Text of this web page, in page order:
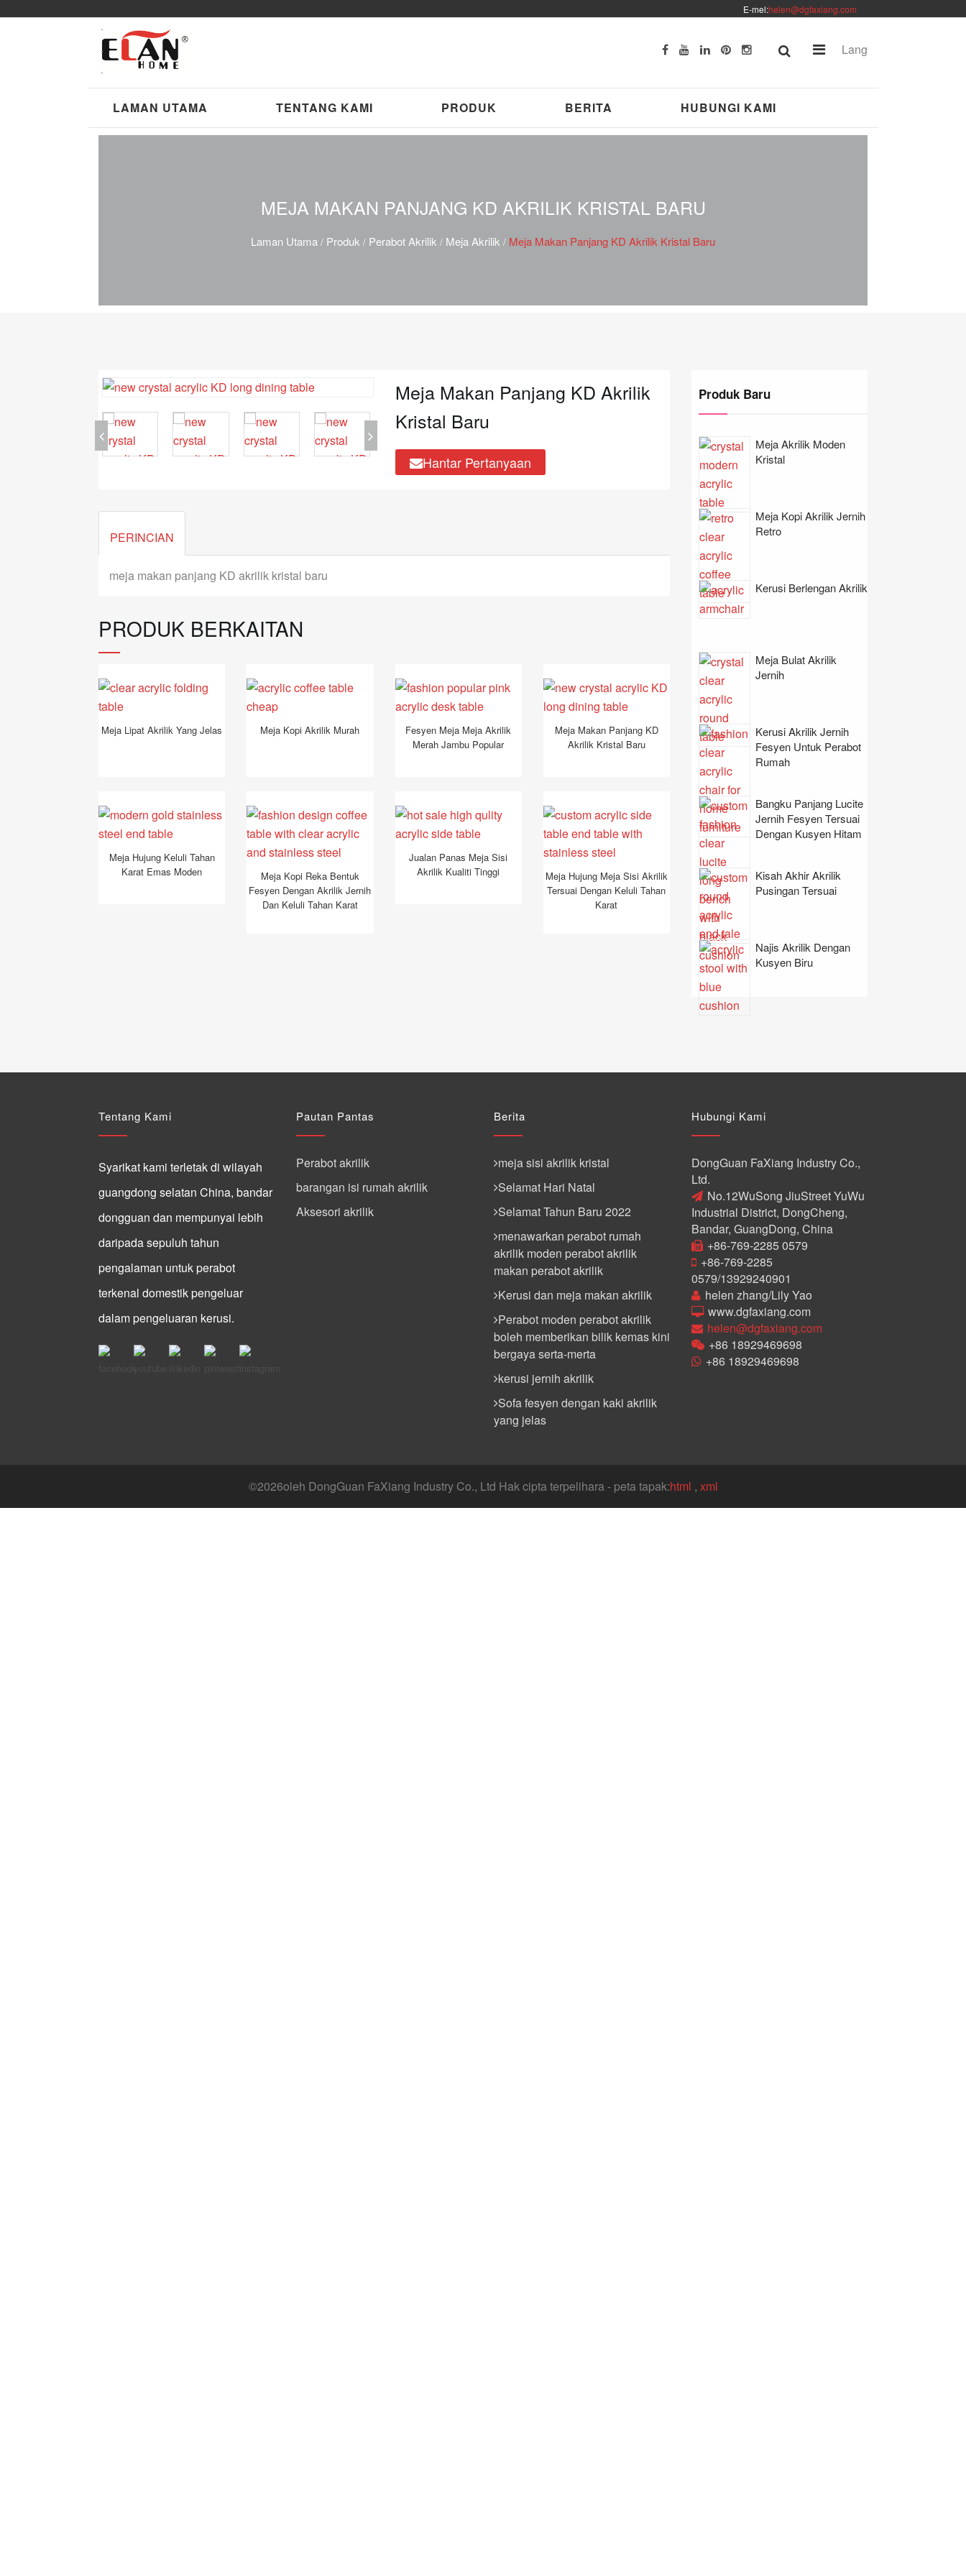
E-mel:helen@dgfaxiang.com
Lang
LAMAN UTAMA TENTANG KAMI PRODUK BERITA HUBUNGI KAMI
MEJA MAKAN PANJANG KD AKRILIK KRISTAL BARU
Laman Utama / Produk / Perabot Akrilik / Meja Akrilik / Meja Makan Panjang KD Akrilik Kristal Baru
Meja Makan Panjang KD Akrilik
Kristal Baru
Hantar Pertanyaan
PERINCIAN
meja makan panjang KD akrilik kristal baru
PRODUK BERKAITAN
Meja Lipat Akrilik Yang Jelas Meja Kopi Akrilik Murah
Fesyen Meja Meja Akrilik
Merah Jambu Popular
Meja Makan Panjang KD
Akrilik Kristal Baru
Meja Hujung Keluli Tahan
Karat Emas Moden
Meja Kopi Reka Bentuk
Fesyen Dengan Akrilik Jernih
Dan Keluli Tahan Karat
Jualan Panas Meja Sisi
Akrilik Kualiti Tinggi
Meja Hujung Meja Sisi Akrilik
Tersuai Dengan Keluli Tahan
Karat
Produk Baru
Meja Akrilik Moden
Kristal
Meja Kopi Akrilik Jernih
Retro
Kerusi Berlengan Akrilik
Meja Bulat Akrilik
Jernih
Kerusi Akrilik Jernih
Fesyen Untuk Perabot
Rumah
Bangku Panjang Lucite
Jernih Fesyen Tersuai
Dengan Kusyen Hitam
Kisah Akhir Akrilik
Pusingan Tersuai
Najis Akrilik Dengan
Kusyen Biru
Tentang Kami
Syarikat kami terletak di wilayah
guangdong selatan China, bandar
dongguan dan mempunyai lebih
daripada sepuluh tahun
pengalaman untuk perabot
terkenal domestik pengeluar
dalam pengeluaran kerusi.
Pautan Pantas
Perabot akrilik
barangan isi rumah akrilik
Aksesori akrilik
Berita
meja sisi akrilik kristal
Selamat Hari Natal
Selamat Tahun Baru 2022
menawarkan perabot rumah
akrilik moden perabot akrilik
makan perabot akrilik
Kerusi dan meja makan akrilik
Perabot moden perabot akrilik
boleh memberikan bilik kemas kini
bergaya serta-merta
kerusi jernih akrilik
Sofa fesyen dengan kaki akrilik
yang jelas
Hubungi Kami
DongGuan FaXiang Industry Co.,
Ltd.
No.12WuSong JiuStreet YuWu
Industrial District, DongCheng,
Bandar, GuangDong, China
+86-769-2285 0579
+86-769-2285
0579/13929240901
helen zhang/Lily Yao
www.dgfaxiang.com
helen@dgfaxiang.com
+86 18929469698
+86 18929469698
©2026oleh DongGuan FaXiang Industry Co., Ltd Hak cipta terpelihara - peta tapak:html , xml